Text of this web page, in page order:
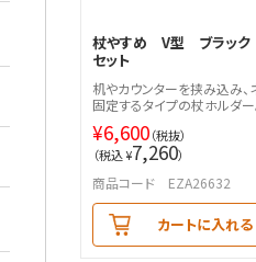
杖やすめ V型 ブラッ
セット
机やカウンターを挟み込み、
固定するタイプの杖ホルダー
¥6,600（税抜）
（税込 ¥7,260）
商品コード EZA26632
カートに入れる